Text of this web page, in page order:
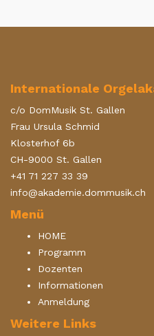
Internationale
c/o DomMusik St. Gallen
Frau Ursula Schmid
Klosterhof 6b
CH-9000 St. Gallen
+41 71 227 33 39
info@akademie.dommusik.ch
Menü
HOME
Programm
Dozenten
Informationen
Anmeldung
Weitere Links